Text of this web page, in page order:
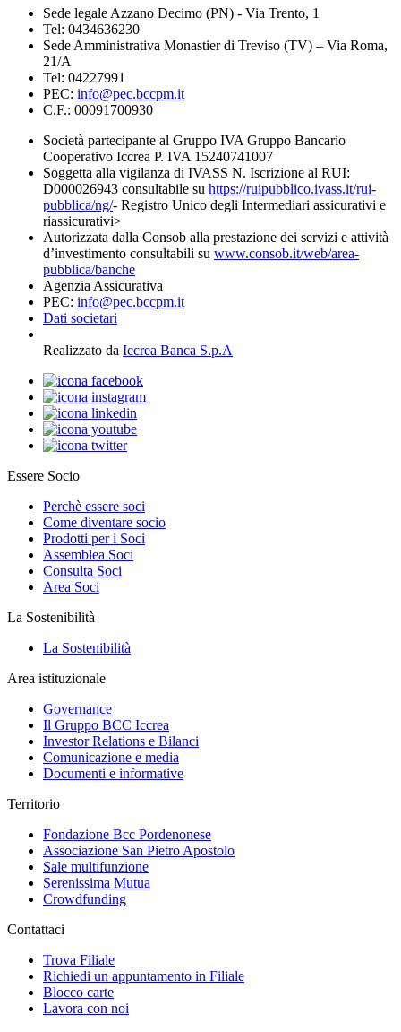
Sede legale Azzano Decimo (PN) - Via Trento, 1
Tel: 0434636230
Sede Amministrativa Monastier di Treviso (TV) – Via Roma,
21/A
Tel: 04227991
PEC: info@pec.bccpm.it
C.F.: 00091700930
Società partecipante al Gruppo IVA Gruppo Bancario
Cooperativo Iccrea P. IVA 15240741007
Soggetta alla vigilanza di IVASS N. Iscrizione al RUI:
D000026943 consultabile su https://ruipubblico.ivass.it/rui-
pubblica/ng/- Registro Unico degli Intermediari assicurativi e
riassicurativi>
Autorizzata dalla Consob alla prestazione dei servizi e attività
d’investimento consultabili su www.consob.it/web/area-
pubblica/banche
Agenzia Assicurativa
PEC: info@pec.bccpm.it
Dati societari
Realizzato da Iccrea Banca S.p.A
Essere Socio
Perchè essere soci
Come diventare socio
Prodotti per i Soci
Assemblea Soci
Consulta Soci
Area Soci
La Sostenibilità
La Sostenibilità
Area istituzionale
Governance
Il Gruppo BCC Iccrea
Investor Relations e Bilanci
Comunicazione e media
Documenti e informative
Territorio
Fondazione Bcc Pordenonese
Associazione San Pietro Apostolo
Sale multifunzione
Serenissima Mutua
Crowdfunding
Contattaci
Trova Filiale
Richiedi un appuntamento in Filiale
Blocco carte
Lavora con noi